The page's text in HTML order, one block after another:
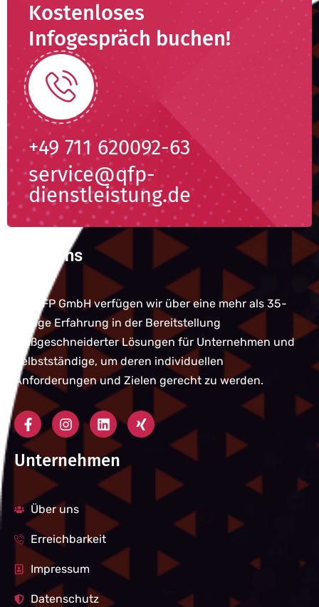
Kostenloses
Infogespräch buchen!
+49 711 620092-63
service@qfp-
dienstleistung.de
Über uns
Bei QFP GmbH verfügen wir über eine mehr als 35-
jährige Erfahrung in der Bereitstellung
maßgeschneiderter Lösungen für Unternehmen und
Selbstständige, um deren individuellen
Anforderungen und Zielen gerecht zu werden.
Unternehmen
Über uns
Erreichbarkeit
Impressum
Datenschutz